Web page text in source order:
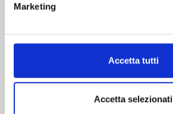
Marketing
Accetta tutti
Accetta selezionati
Mostra tutto